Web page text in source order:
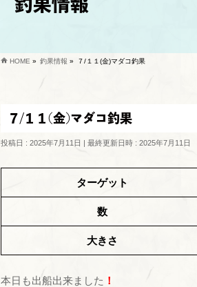
釣果情報
HOME » 釣果情報 » ７/１１(金)マダコ釣果
７/１１(金)マダコ釣果
投稿日 : 2025年7月11日 最終更新日時 : 2025年7月11日
ターゲット
数
大きさ
本日も出船出来ました ！